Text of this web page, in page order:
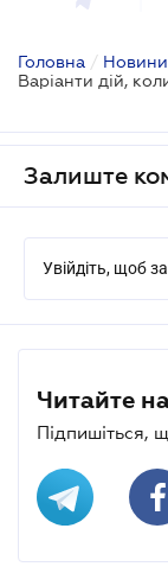
Головна / Новини
Залиште
Увійдіть, щоб
Читайте
Підпишіться,